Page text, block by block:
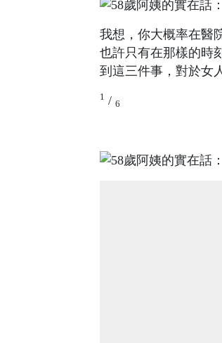
我想，你大概率在醫
也許只有在那樣的時
到這三件事，對於女
1 / 6